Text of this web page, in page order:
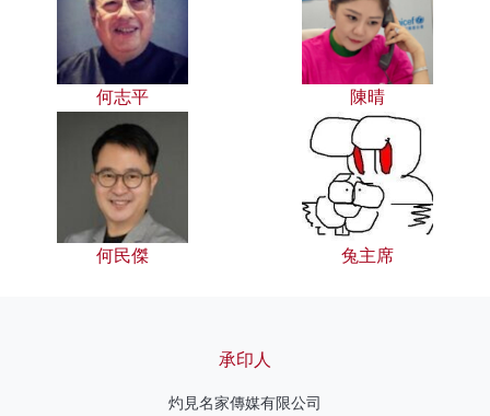
何志平 陳晴
何民傑 兔主席
承印人
灼見名家傳媒有限公司